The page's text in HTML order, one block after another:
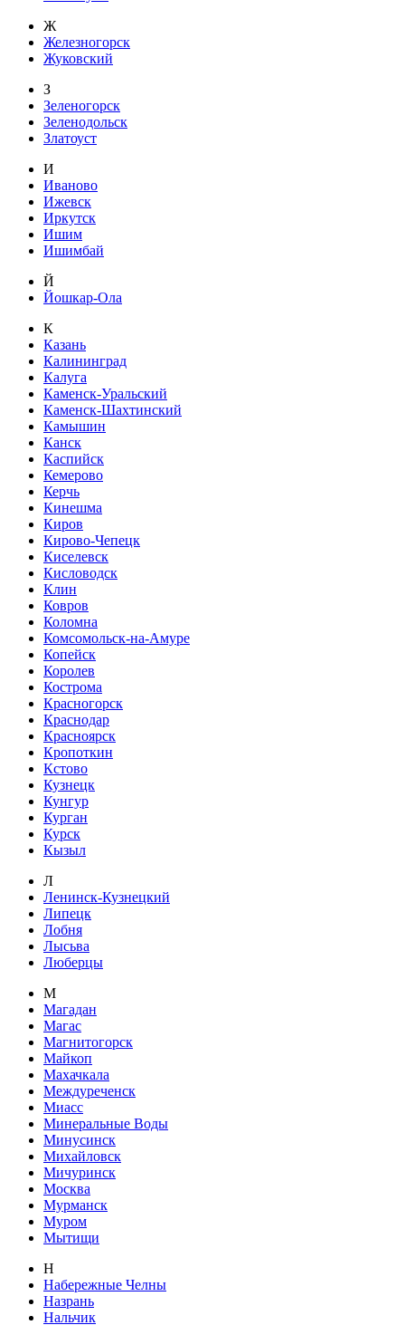
Ж
Железногорск
Жуковский
З
Зеленогорск
Зеленодольск
Златоуст
И
Иваново
Ижевск
Иркутск
Ишим
Ишимбай
Й
Йошкар-Ола
К
Казань
Калининград
Калуга
Каменск-Уральский
Каменск-Шахтинский
Камышин
Канск
Каспийск
Кемерово
Керчь
Кинешма
Киров
Кирово-Чепецк
Киселевск
Кисловодск
Клин
Ковров
Коломна
Комсомольск-на-Амуре
Копейск
Королев
Кострома
Красногорск
Краснодар
Красноярск
Кропоткин
Кстово
Кузнецк
Кунгур
Курган
Курск
Кызыл
Л
Ленинск-Кузнецкий
Липецк
Лобня
Лысьва
Люберцы
М
Магадан
Магас
Магнитогорск
Майкоп
Махачкала
Междуреченск
Миасс
Минеральные Воды
Минусинск
Михайловск
Мичуринск
Москва
Мурманск
Муром
Мытищи
Н
Набережные Челны
Назрань
Нальчик